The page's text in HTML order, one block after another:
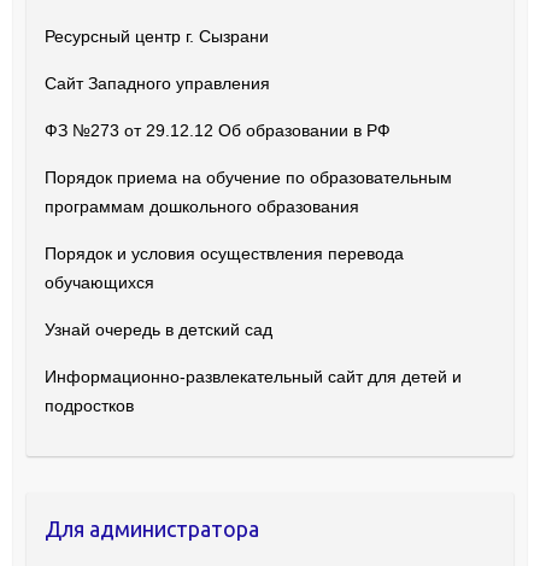
Ресурсный центр г. Сызрани
Сайт Западного управления
ФЗ №273 от 29.12.12 Об образовании в РФ
Порядок приема на обучение по образовательным
программам дошкольного образования
Порядок и условия осуществления перевода
обучающихся
Узнай очередь в детский сад
Информационно-развлекательный сайт для детей и
подростков
Для администратора